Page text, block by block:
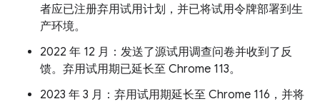
者应已注册弃用试用计划，并已将试用令牌部署到生
产环境。
2022 年 12 月：发送了源试用调查问卷并收到了反
馈。弃用试用期已延长至 Chrome 113。
2023 年 3 月：弃用试用期延长至 Chrome 116，并将